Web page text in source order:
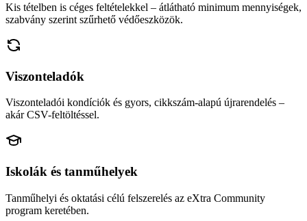
Kis tételben is céges feltételekkel – átlátható minimum mennyiségek,
szabvány szerint szűrhető védőeszközök.
Viszonteladók
Viszonteladói kondíciók és gyors, cikkszám-alapú újrarendelés –
akár CSV-feltöltéssel.
Iskolák és tanműhelyek
Tanműhelyi és oktatási célú felszerelés az eXtra Community
program keretében.